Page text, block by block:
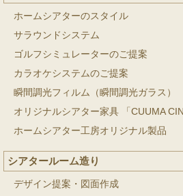
ホームシアターのスタイル
サラウンドシステム
ゴルフシミュレーターのご提案
カラオケシステムのご提案
瞬間調光フィルム（瞬間調光ガラス）
オリジナルシアター家具 「CUUMA
ホームシアター工房オリジナル製品
シアタールーム造り
デザイン提案・図面作成